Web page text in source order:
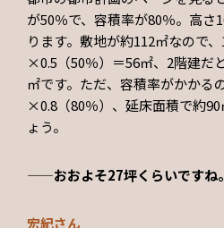
が50％で、容積率が80％。高さ
ります。敷地が約112㎡なので
×0.5（50％）＝56㎡、2階建だ
㎡です。ただ、容積率がかかる
×0.8（80％）、延床面積で約
ょう。
——おおよそ27坪くらいですね。
宏紀さん